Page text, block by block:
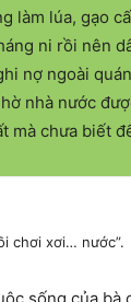
làm lúa, gạo
ni rồi nên
nợ ngoài
nhà nước
mà chưa biết
chơi xơi… nước”.